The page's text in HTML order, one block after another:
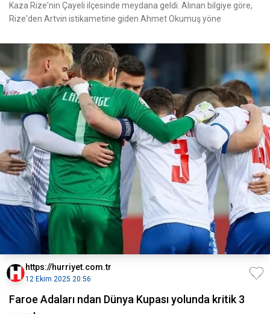
Kaza Rize'nin Çayeli ilçesinde meydana geldi. Alınan bilgiye göre,
Rize'den Artvin istikametine giden Ahmet Okumuş yöne
https://hurriyet.com.tr
12 Ekim 2025 20:56
Faroe Adaları ndan Dünya Kupası yolunda kritik 3